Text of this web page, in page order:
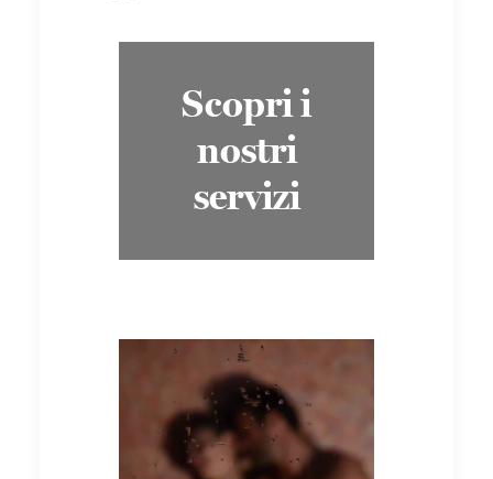
Scopri i
nostri
servizi